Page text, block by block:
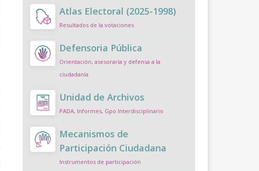
Atlas Electoral (2025-1998)
Resultados de la votaciones
Defensoria Pública
Orientación, asesoraría y defensa a la
ciudadanía
Unidad de Archivos
PADA, Informes, Gpo Interdisciplinario
Mecanismos de
Participación Ciudadana
Instrumentos de participación